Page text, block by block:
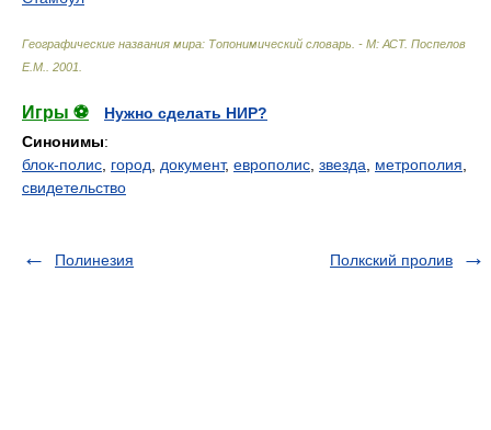
Географические названия мира: Топонимический словарь. - М: АСТ. Поспелов
Е.М.
2001
Игры ⚽
Нужно сделать НИР?
Синонимы:
блок-полис город документ, европолис звезда метрополия
свидетельство
Полинезия Полкский пролив